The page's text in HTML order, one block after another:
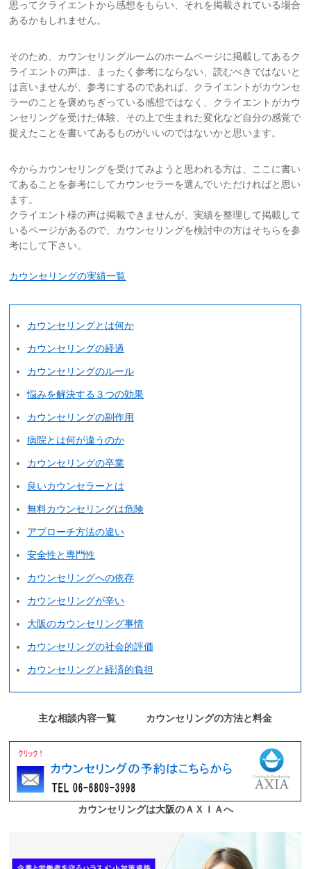
思ってクライエントから感想をもらい、それを掲載されている場合
あるかもしれません。
そのため、カウンセリングルームのホームページに掲載してあるク
ライエントの声は、まったく参考にならない、読むべきではないと
は言いませんが、参考にするのであれば、クライエントがカウンセ
ラーのことを褒めちぎっている感想ではなく、クライエントがカウ
ンセリングを受けた体験、その上で生まれた変化など自分の感覚で
捉えたことを書いてあるものがいいのではないかと思います。
今からカウンセリングを受けてみようと思われる方は、ここに書い
てあることを参考にしてカウンセラーを選んでいただければと思い
ます。
クライエント様の声は掲載できませんが、実績を整理して掲載して
いるページがあるので、カウンセリングを検討中の方はそちらを参
考にして下さい。
カウンセリングの実績一覧